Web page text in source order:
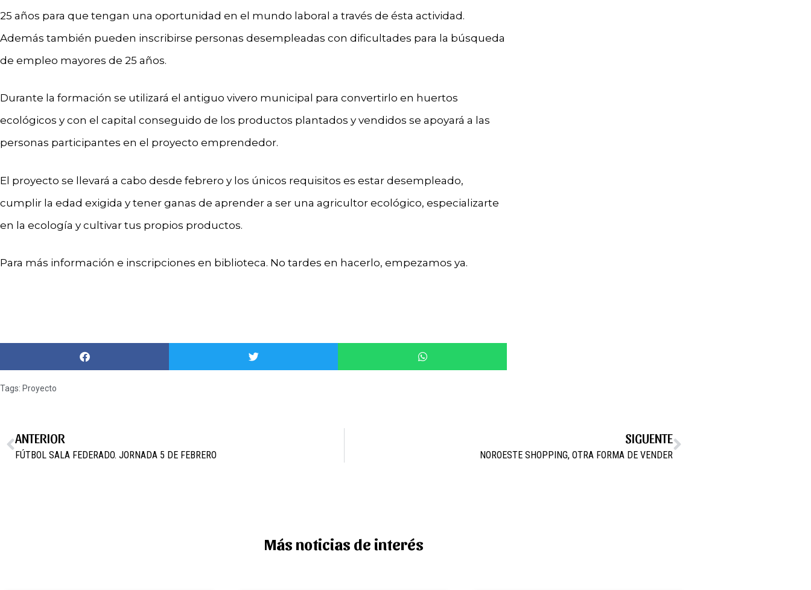
25 años para que tengan una oportunidad en el mundo laboral a través de ésta actividad.
Además también pueden inscribirse personas desempleadas con dificultades para la búsqueda
de empleo mayores de 25 años.
Durante la formación se utilizará el antiguo vivero municipal para convertirlo en huertos
ecológicos y con el capital conseguido de los productos plantados y vendidos se apoyará a las
personas participantes en el proyecto emprendedor.
El proyecto se llevará a cabo desde febrero y los únicos requisitos es estar desempleado,
cumplir la edad exigida y tener ganas de aprender a ser una agricultor ecológico, especializarte
en la ecología y cultivar tus propios productos.
Para más información e inscripciones en biblioteca. No tardes en hacerlo, empezamos ya.
Tags: Proyecto
ANTERIOR
FÚTBOL SALA FEDERADO. JORNADA 5 DE FEBRERO
SIGUENTE
NOROESTE SHOPPING, OTRA FORMA DE VENDER
Más noticias de interés